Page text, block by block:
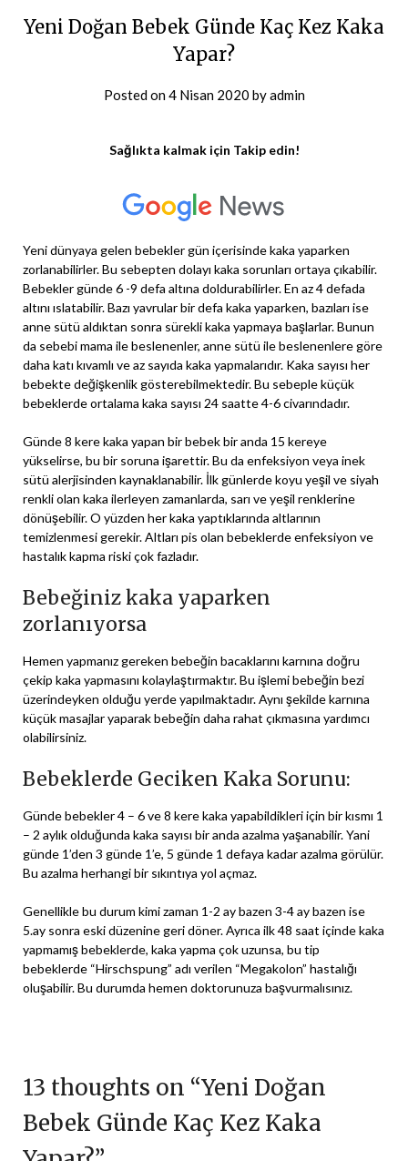
Yeni Doğan Bebek Günde Kaç Kez Kaka
Yapar?
Posted on4 Nisan 2020 byadmin
Sağlıkta kalmak için Takip edin!
Yeni dünyaya gelen bebekler gün içerisinde kaka yaparken
zorlanabilirler. Bu sebepten dolayı kaka sorunları ortaya çıkabilir.
Bebekler günde 6 -9 defa altına doldurabilirler. En az 4 defada
altını ıslatabilir. Bazı yavrular bir defa kaka yaparken, bazıları ise
anne sütü aldıktan sonra sürekli kaka yapmaya başlarlar. Bunun
da sebebi mama ile beslenenler, anne sütü ile beslenenlere göre
daha katı kıvamlı ve az sayıda kaka yapmalarıdır. Kaka sayısı her
bebekte değişkenlik gösterebilmektedir. Bu sebeple küçük
bebeklerde ortalama kaka sayısı 24 saatte 4-6 civarındadır.
Günde 8 kere kaka yapan bir bebek bir anda 15 kereye
yükselirse, bu bir soruna işarettir. Bu da enfeksiyon veya inek
sütü alerjisinden kaynaklanabilir. İlk günlerde koyu yeşil ve siyah
renkli olan kaka ilerleyen zamanlarda, sarı ve yeşil renklerine
dönüşebilir. O yüzden her kaka yaptıklarında altlarının
temizlenmesi gerekir. Altları pis olan bebeklerde enfeksiyon ve
hastalık kapma riski çok fazladır.
Bebeğiniz kaka yaparken
zorlanıyorsa
Hemen yapmanız gereken bebeğin bacaklarını karnına doğru
çekip kaka yapmasını kolaylaştırmaktır. Bu işlemi bebeğin bezi
üzerindeyken olduğu yerde yapılmaktadır. Aynı şekilde karnına
küçük masajlar yaparak bebeğin daha rahat çıkmasına yardımcı
olabilirsiniz.
Bebeklerde Geciken Kaka Sorunu:
Günde bebekler 4 – 6 ve 8 kere kaka yapabildikleri için bir kısmı 1
– 2 aylık olduğunda kaka sayısı bir anda azalma yaşanabilir. Yani
günde 1’den 3 günde 1’e, 5 günde 1 defaya kadar azalma görülür.
Bu azalma herhangi bir sıkıntıya yol açmaz.
Genellikle bu durum kimi zaman 1-2 ay bazen 3-4 ay bazen ise
5.ay sonra eski düzenine geri döner. Ayrıca ilk 48 saat içinde kaka
yapmamış bebeklerde, kaka yapma çok uzunsa, bu tip
bebeklerde “Hirschspung” adı verilen “Megakolon” hastalığı
oluşabilir. Bu durumda hemen doktorunuza başvurmalısınız.
13 thoughts on “Yeni Doğan
Bebek Günde Kaç Kez Kaka